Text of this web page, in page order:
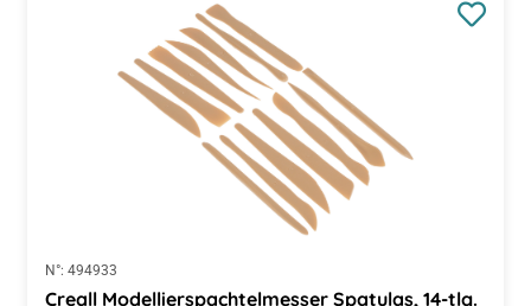
N°: 494933
Creall Modellierspachtelmesser Spatulas, 14-tlg.